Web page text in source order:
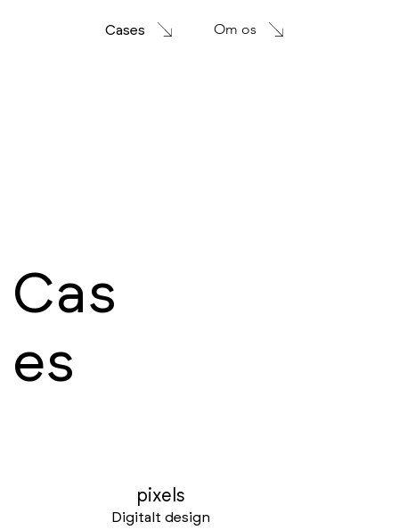
Cases Om os
Cas
es
pixels
Digitalt design